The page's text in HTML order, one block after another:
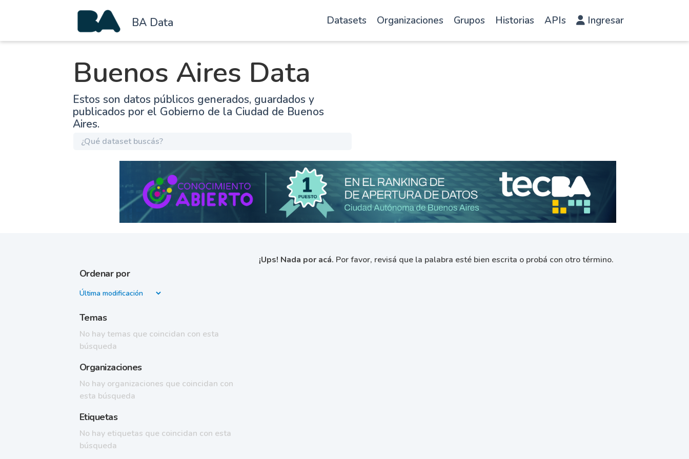
BA Data Datasets Organizaciones Grupos Historias APIs Ingresar
Buenos Aires Data
Estos son datos públicos generados, guardados y
publicados por el Gobierno de la Ciudad de Buenos
Aires.
Ordenar por
Temas
No hay temas que coincidan con esta
búsqueda
Organizaciones
No hay organizaciones que coincidan con
esta búsqueda
Etiquetas
No hay etiquetas que coincidan con esta
búsqueda
¡Ups! Nada por acá. Por favor, revisá que la palabra esté bien escrita o probá con otro término.